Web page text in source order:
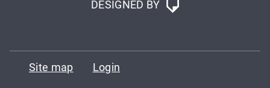
DESIGNED BY
Site map Login